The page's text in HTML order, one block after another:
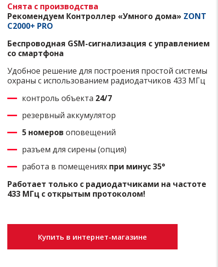
Снята с производства
Рекомендуем Контроллер «Умного дома» ZONT
C2000+ PRO
Беспроводная GSM-сигнализация с управлением
со смартфона
Удобное решение для построения простой системы
охраны с использованием радиодатчиков 433 МГц
контроль объекта 24/7
резервный аккумулятор
5 номеров оповещений
разъем для сирены (опция)
работа в помещениях при минус 35°
Работает только с радиодатчиками на частоте
433 МГц с открытым протоколом!
Купить в интернет-магазине